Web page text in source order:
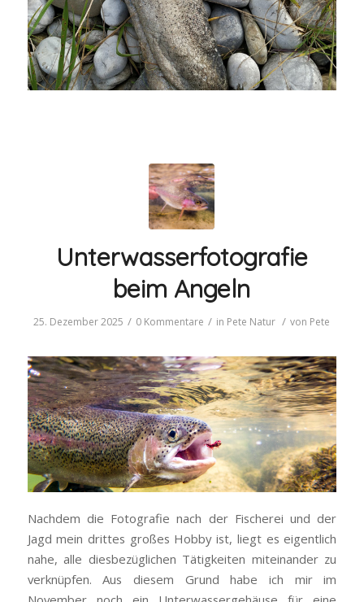
Unterwasserfotografie
beim Angeln
25. Dezember 2025 / 0 Kommentare / in Pete Natur / von Pete
Nachdem die Fotografie nach der Fischerei und der
Jagd mein drittes großes Hobby ist, liegt es eigentlich
nahe, alle diesbezüglichen Tätigkeiten miteinander zu
verknüpfen. Aus diesem Grund habe ich mir im